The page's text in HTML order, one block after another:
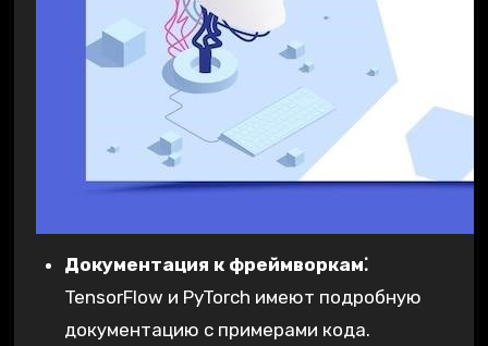
Документация к фреймворкам⁚
TensorFlow и PyTorch имеют подробную
документацию с примерами кода.